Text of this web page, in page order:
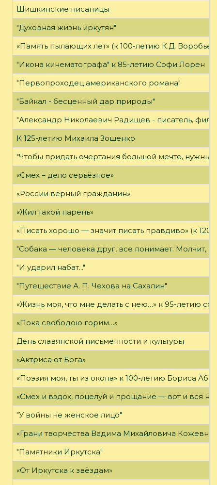
Шишкинские писаницы
"Духовная жизнь иркутян"
«Память пылающих лет» (к 100-летию К.Д.
"Икона кинематографа" к 85-летию Софи Лорен
"Первопроходец американского романа"
"Байкал - бесценный дар природы"
"Александр Николаевич Радищев - писатель,
К 125-летию Михаила Зощенко
"Чтобы придать очертания большой мечте, нужны
«Смех – дело серьёзное»
«России верный гражданин»
«Жил такой парень»
«Писать хорошо — значит писать правдиво» (к
"Собака — человека друг, все понимает. Молчит,
"И ударил набат..."
"Путешествие А. П. Чехова на Сахалин"
«Жизнь моя, что мне делать с нею…» к 95-летию
«Пока свободою горим…»
День славянской письменности и культуры
«Актриса от Бога»
«Поэзия моя, ты из окопа» к 100-летию Бориса
«Смех и вздох, поцелуй и прощание — вот и вся
"У войны не женское лицо"
«Грани творчества Вадима Михайловича
"Памятники Иркутска"
«От Иркутска к звёздам»